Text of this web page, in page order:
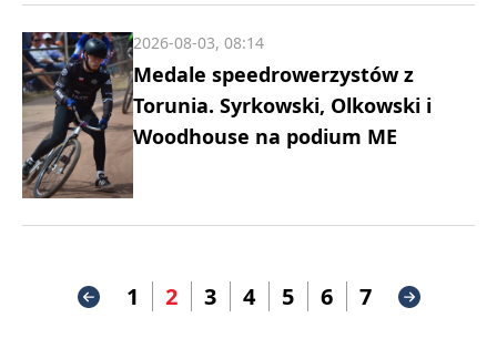
Medale speedrowerzystów z
Torunia. Syrkowski, Olkowski i
Woodhouse na podium ME
2026-08-03, 08:14
1 2 3 4 5 6 7